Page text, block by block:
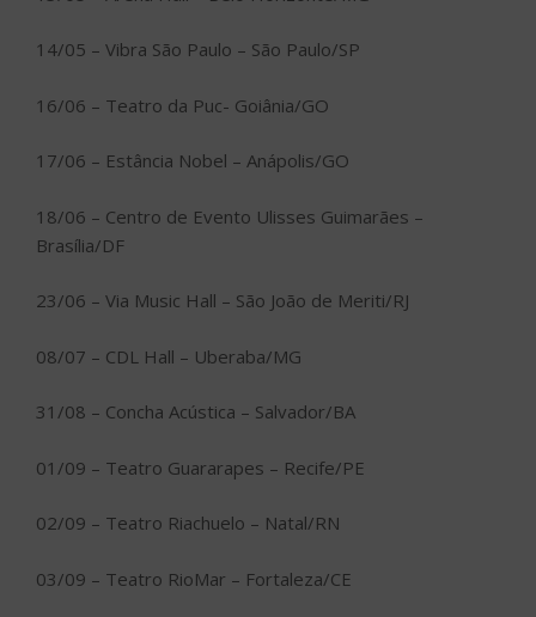
14/05 – Vibra São Paulo – São Paulo/SP
16/06 – Teatro da Puc- Goiânia/GO
17/06 – Estância Nobel – Anápolis/GO
18/06 – Centro de Evento Ulisses Guimarães –
Brasília/DF
23/06 – Via Music Hall – São João de Meriti/RJ
08/07 – CDL Hall – Uberaba/MG
31/08 – Concha Acústica – Salvador/BA
01/09 – Teatro Guararapes – Recife/PE
02/09 – Teatro Riachuelo – Natal/RN
03/09 – Teatro RioMar – Fortaleza/CE